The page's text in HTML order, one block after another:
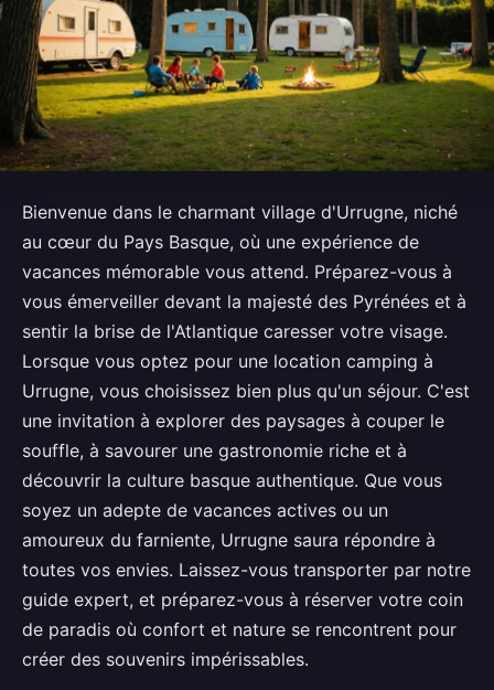
Bienvenue dans le charmant village d'Urrugne, niché
au cœur du Pays Basque, où une expérience de
vacances mémorable vous attend. Préparez-vous à
vous émerveiller devant la majesté des Pyrénées et à
sentir la brise de l'Atlantique caresser votre visage.
Lorsque vous optez pour une location camping à
Urrugne, vous choisissez bien plus qu'un séjour. C'est
une invitation à explorer des paysages à couper le
souffle, à savourer une gastronomie riche et à
découvrir la culture basque authentique. Que vous
soyez un adepte de vacances actives ou un
amoureux du farniente, Urrugne saura répondre à
toutes vos envies. Laissez-vous transporter par notre
guide expert, et préparez-vous à réserver votre coin
de paradis où confort et nature se rencontrent pour
créer des souvenirs impérissables.